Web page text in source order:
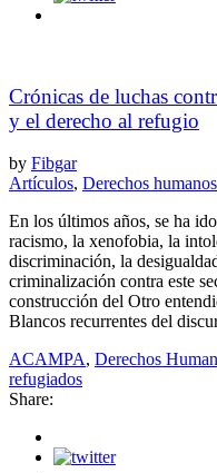
Crónicas de luchas
y el derecho al refugio
by Fibgar
Artículos, Derechos humanos
En los últimos años, se ha
racismo, la xenofobia, la
discriminación, la
criminalización contra este
construcción del Otro
Blancos recurrentes del
ACAMPA, Derechos
refugiados
Share: